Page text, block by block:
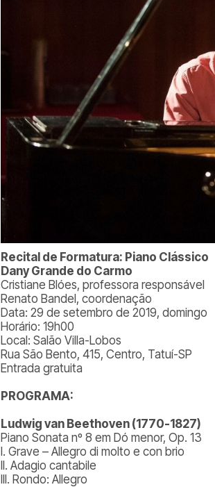
Recital de Formatura: Piano Clássico
Dany Grande do Carmo
Cristiane Blóes, professora responsável
Renato Bandel, coordenação
Data: 29 de setembro de 2019, domingo
Horário: 19h00
Local: Salão Villa-Lobos
Rua São Bento, 415, Centro, Tatuí-SP
Entrada gratuita
PROGRAMA:
Ludwig van Beethoven (1770-1827)
Piano Sonata nº 8 em Dó menor, Op. 13
I. Grave – Allegro di molto e con brio
II. Adagio cantabile
III. Rondo: Allegro